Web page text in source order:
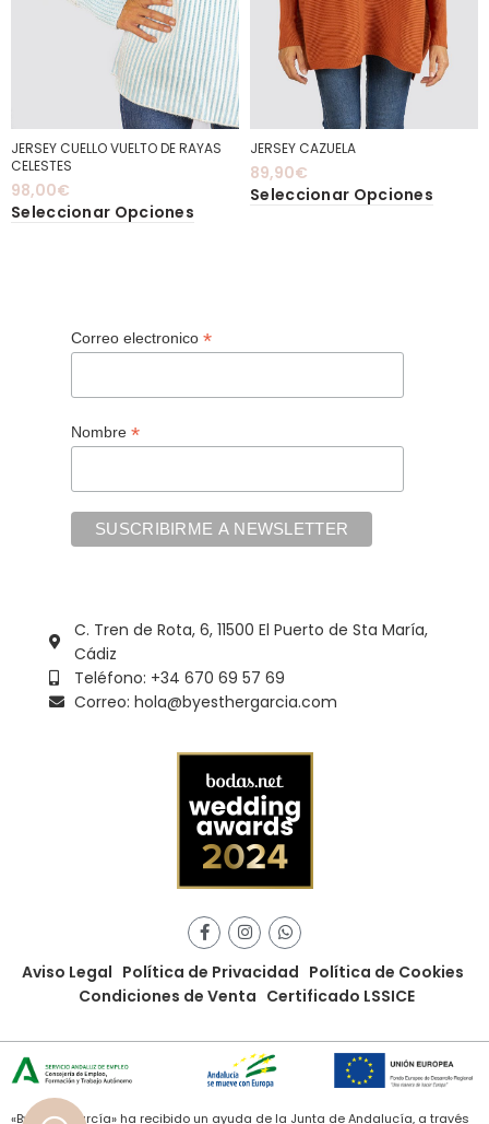
JERSEY CUELLO VUELTO DE RAYAS
CELESTES
98,00€
Seleccionar Opciones
JERSEY CAZUELA
89,90€
Seleccionar Opciones
Correo electronico *
Nombre *
C. Tren de Rota, 6, 11500 El Puerto de Sta María,
Cádiz
Teléfono: +34 670 69 57 69
Correo: hola@byesthergarcia.com
Aviso Legal Política de Privacidad Política de Cookies
Condiciones de Venta Certificado LSSICE
«ByEstherGarcía» ha recibido un ayuda de la Junta de Andalucía, a través